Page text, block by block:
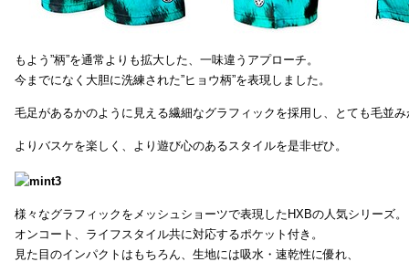
もよう”柄”を通常よりも拡大した、一味違うアプローチ。
今までになく大胆に洗練された”ヒョウ柄”を表現しました。
毛足があるかのように見える繊細なグラフィックを採用し、とても毛並
よりバスケを楽しく、より遊び心のあるスタイルを是非ぜひ。
様々なグラフィックをメッシュショーツで表現したHXBの人気シリーズ。
オンコート、ライフスタイル共に対応するポケット付き。
見た目のインパクトはもちろん、生地には吸水・速乾性に優れ、